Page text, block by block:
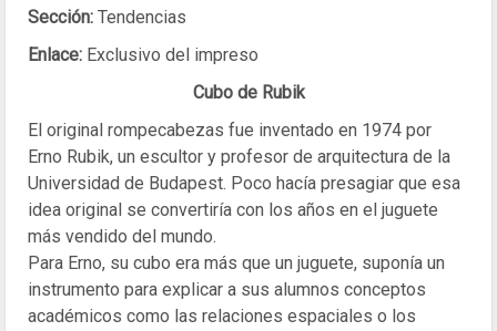
Sección: Tendencias
Enlace: Exclusivo del impreso
Cubo de Rubik
El original rompecabezas fue inventado en 1974 por
Erno Rubik, un escultor y profesor de arquitectura de la
Universidad de Budapest. Poco hacía presagiar que esa
idea original se convertiría con los años en el juguete
más vendido del mundo.
Para Erno, su cubo era más que un juguete, suponía un
instrumento para explicar a sus alumnos conceptos
académicos como las relaciones espaciales o los